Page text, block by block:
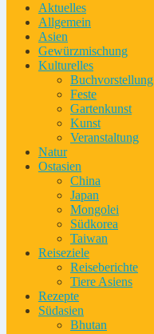
Aktuelles
Allgemein
Asien
Gewürzmischung
Kulturelles
Buchvorstellung
Feste
Gartenkunst
Kunst
Veranstaltung
Natur
Ostasien
China
Japan
Mongolei
Südkorea
Taiwan
Reiseziele
Reiseberichte
Tiere Asiens
Rezepte
Südasien
Bhutan